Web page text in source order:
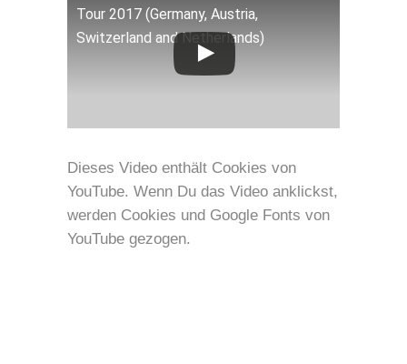
Tour 2017 (Germany, Austria,
Switzerland and Netherlands)
Dieses Video enthält Cookies von
YouTube. Wenn Du das Video anklickst,
werden Cookies und Google Fonts von
YouTube gezogen.